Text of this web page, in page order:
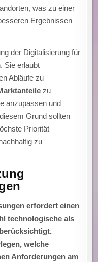
was zu einer
Ergebnissen
der Digitalisierung für
Sie erlaubt
Abläufe zu
zu
anzupassen und
Grund sollten
Priorität
zu
erfordert einen
technologische als
welche
Anforderungen am